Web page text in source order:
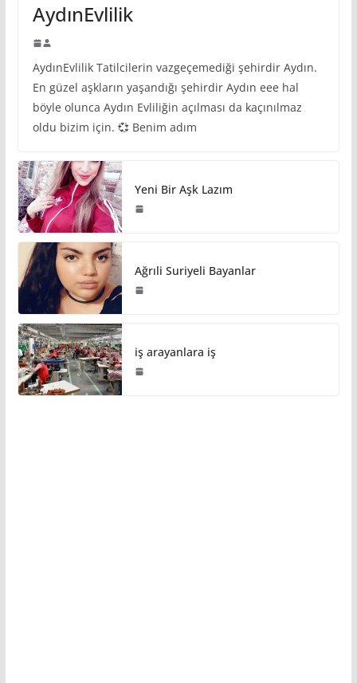
AydınEvlilik
AydınEvlilik Tatilcilerin vazgeçemediği şehirdir Aydın.
En güzel aşkların yaşandığı şehirdir Aydın eee hal
böyle olunca Aydın Evliliğin açılması da kaçınılmaz
oldu bizim için. 💞 Benim adım
Yeni Bir Aşk Lazım
Ağrıli Suriyeli Bayanlar
iş arayanlara iş